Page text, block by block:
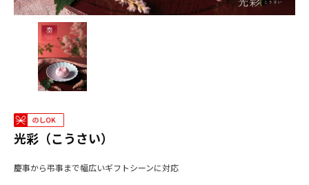
光彩（こうさい）
慶事から弔事まで幅広いギフトシーンに対応